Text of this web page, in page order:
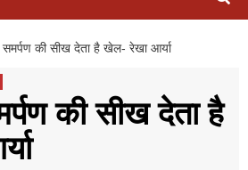
की सीख देता है खेल- रेखा आर्या
की सीख देता है